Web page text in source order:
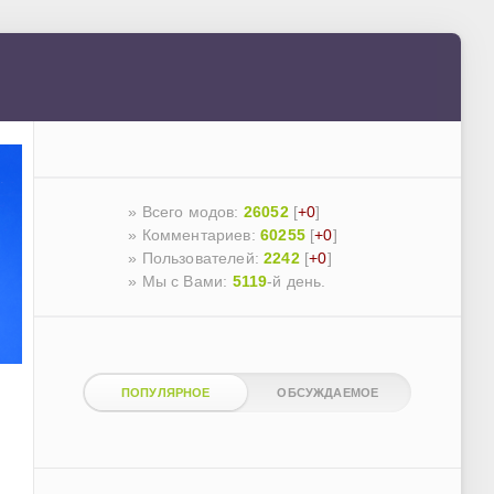
» Всего модов: 26052[+0]
» Комментариев: 60255[+0]
» Пользователей:2242[+0]
» Мы с Вами: 5119-й день.
ПОПУЛЯРНОЕ ОБСУЖДАЕМОЕ